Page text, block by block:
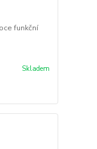
funkční
Skladem